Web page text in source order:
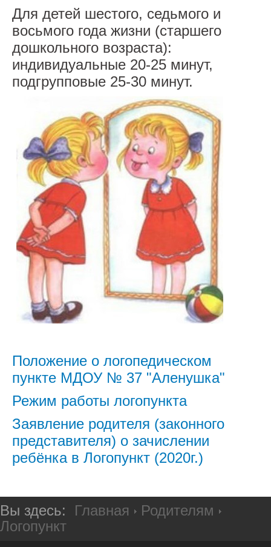
Для детей шестого, седьмого и
восьмого года жизни (старшего
дошкольного возраста):
индивидуальные 20-25 минут,
подгрупповые 25-30 минут.
Положение о логопедическом
пункте МДОУ № 37 "Аленушка"
Режим работы логопункта
Заявление родителя (законного
представителя) о зачислении
ребёнка в Логопункт (2020г.)
Вы здесь: Главная
Родителям
Логопункт